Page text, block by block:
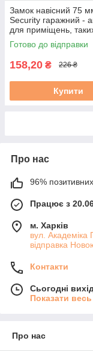
Замок навісний 75
Security гаражний -
для приміщень,
комори, сараї, гаражі
склади
Готово до відправки
158,20 ₴ 226 ₴
Купити
Про нас
96% позитивних
Працює з
м. Харків
вул. Академіка
відправка
Контакти
Сьогодні
Показати
Про нас